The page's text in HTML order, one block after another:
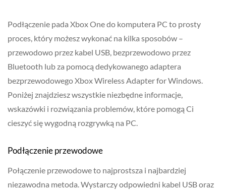
Podłączenie pada Xbox One do komputera PC to prosty
proces, który możesz wykonać na kilka sposobów –
przewodowo przez kabel USB, bezprzewodowo przez
Bluetooth lub za pomocą dedykowanego adaptera
bezprzewodowego Xbox Wireless Adapter for Windows.
Poniżej znajdziesz wszystkie niezbędne informacje,
wskazówki i rozwiązania problemów, które pomogą Ci
cieszyć się wygodną rozgrywką na PC.
Podłączenie przewodowe
Połączenie przewodowe to najprostsza i najbardziej
niezawodna metoda. Wystarczy odpowiedni kabel USB oraz